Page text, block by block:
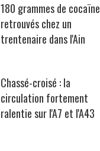
180 grammes de cocaïne
retrouvés chez un
trentenaire dans l'Ain
Chassé-croisé : la
circulation fortement
ralentie sur l'A7 et l'A43